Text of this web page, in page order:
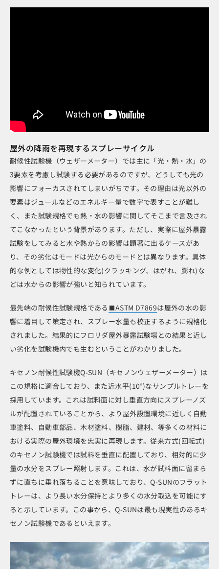
屋外の降雨を再現するスプレーサイクル
耐候性試験機（ウェザーメーター）では主に「光・熱・水」の
3要素を考慮し試験する必要があるのですが、どうしても光の
影響にフォーカスされてしまいがちです。その理由は光以外の
要素はジュールなどのエネルギー量で数字で表すことが難し
く、また試験規格でも熱・水の影響に関してそこまで言及され
てこなかったという背景があります。ただし、実際に屋外暴露
試験をしてみると水や熱からの影響は顕著に出るケースがあ
り、その劣化はモードは光からのモードとは異なります。具体
的な例としては物性的な変化(クラッキング、はがれ、膨れ)な
どは水からの影響が強いと知られています。
最先端の耐候性試験規格である ASTM D7869は屋外の水の影
響に着目して策定され、スプレー水量も校正するように規格化
されました。結果的にフロリダ屋外暴露試験場との結果と近し
い劣化を試験機内でも生むということがわかりました。
キセノン耐候性試験機Q-SUN（キセノンウェザーメーター）は
この規格に適合しており、また近水平(10°)なサンプルトレーを
採用しています。これは試料面に対し垂直方向にスプレーノズ
ルが配置されていることから、より屋外設置環境に近しく自動
車塗料、自動車部品、木材塗料、樹脂、建材、等多くの材料に
おける実際の屋外環境を忠実に再現します。従来方式(回転式)
のキセノン試験機では試料を垂直に配置しており、相対的に少
量の水分をスプレー照射します。これは、水が試料面に留まら
ずに直ちに垂れ落ちることを意味しており、Q-SUNのフラット
トレーは、より長い水分保持とより多くの水分取込を可能にす
ると示しています。この事から、Q-SUNは最も現実性のあるキ
セノン試験機であるといえます。